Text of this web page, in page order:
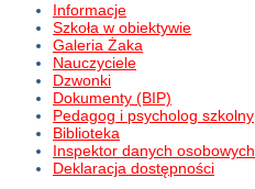
Informacje
Szkoła w obiektywie
Galeria Żaka
Nauczyciele
Dzwonki
Dokumenty (BIP)
Pedagog i psycholog szkolny
Biblioteka
Inspektor danych osobowych
Deklaracja dostępności